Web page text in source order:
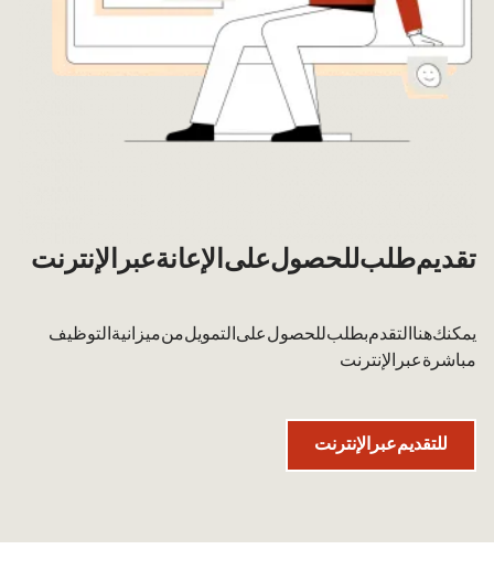
تقديم طلب للحصول على الإعانة عبر الإنترنت
يمكنك هنا التقدم بطلب للحصول على التمويل من ميزانية التوظيف
مباشرة عبر الإنترنت.
للتقديم عبر الإنترنت